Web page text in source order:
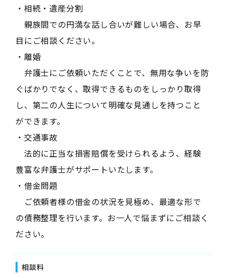
・相続・遺産分割
親族間での円満な話し合いが難しい場合、お早
目にご相談ください。
・離婚
弁護士にご依頼いただくことで、無用な争いを防
ぐばかりでなく、取得できるものをしっかり取得
し、第二の人生について明確な見通しを持つこと
ができます。
・交通事故
法的に正当な損害賠償を受けられるよう、経験
豊富な弁護士がサポートいたします。
・借金問題
ご依頼者様の借金の状況を見極め、最適な形で
の債務整理を行います。お一人で悩まずにご相談く
ださい。
相談料